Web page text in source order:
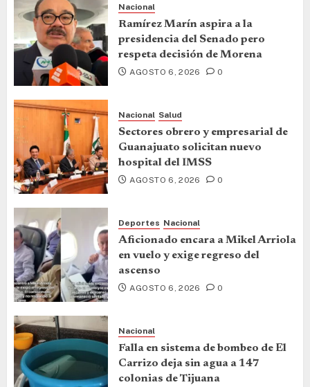
Nacional
Ramírez Marín aspira a la
presidencia del Senado pero
respeta decisión de Morena
AGOSTO 6, 2026 0
Nacional Salud
Sectores obrero y empresarial de
Guanajuato solicitan nuevo
hospital del IMSS
AGOSTO 6, 2026 0
Deportes Nacional
Aficionado encara a Mikel Arriola
en vuelo y exige regreso del
ascenso
AGOSTO 6, 2026 0
Nacional
Falla en sistema de bombeo de El
Carrizo deja sin agua a 147
colonias de Tijuana